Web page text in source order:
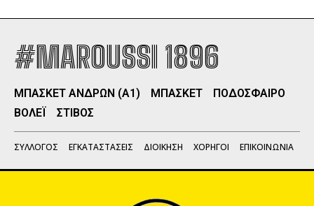
#MAROUSSI 1896
ΜΠΑΣΚΕΤ ΑΝΔΡΩΝ (Α1) ΜΠΑΣΚΕΤ
ΠΟΔΟΣΦΑΙΡΟ
ΒΟΛΕΪ
ΣΤΙΒΟΣ
ΣΥΛΛΟΓΟΣ ΕΓΚΑΤΑΣΤΑΣΕΙΣ ΔΙΟΙΚΗΣΗ ΧΟΡΗΓΟΙ ΕΠΙΚΟΙΝΩΝΙΑ